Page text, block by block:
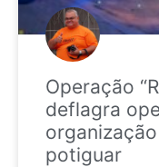
Operação
deflagra
potiguar